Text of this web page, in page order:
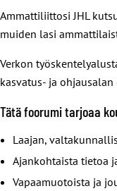
Ammattiliittosi JHL
muiden lasi
Verkon
kasvatus- ja
Tätä foorumi tarjoaa
Laajan,
Ajankohtaista tietoa
Vapaamuotoista ja